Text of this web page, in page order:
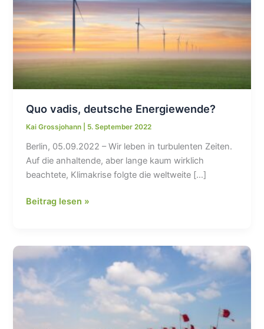
Quo vadis, deutsche Energiewende?
Kai Grossjohann 5. September 2022
Berlin, 05.09.2022 – Wir leben in turbulenten Zeiten.
Auf die anhaltende, aber lange kaum wirklich
beachtete, Klimakrise folgte die weltweite […]
Quo
Energiewende?
Beitrag lesen »